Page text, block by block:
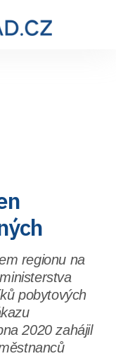
regionu na
pobytových
2020 zahájil